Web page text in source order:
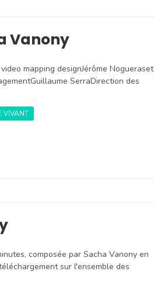
Vanony
mapping designJérôme Nogueraset
SerraDirection des
VIVANT
composée par Sacha Vanony en
sur l'ensemble des